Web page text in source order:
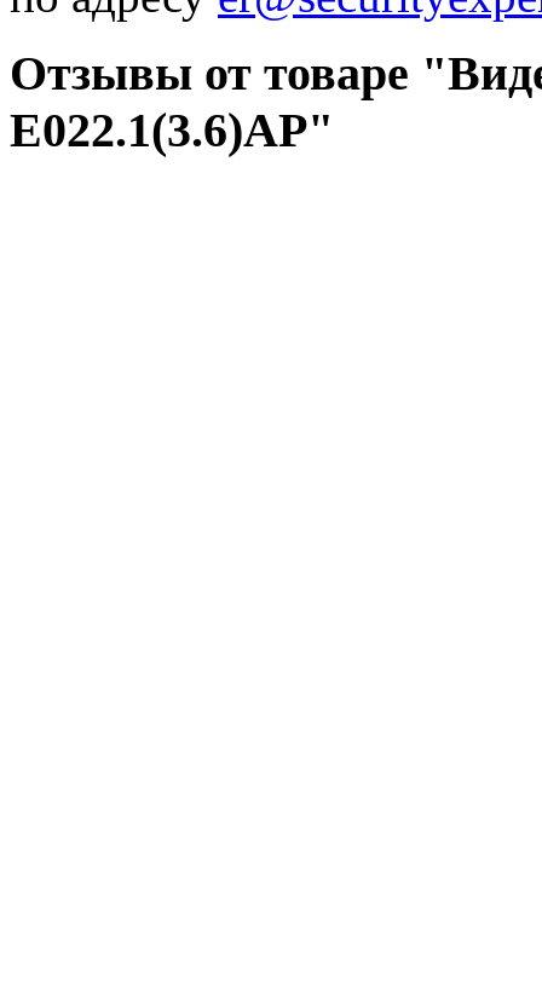
Отзывы от товаре
E022.1(3.6)AP"